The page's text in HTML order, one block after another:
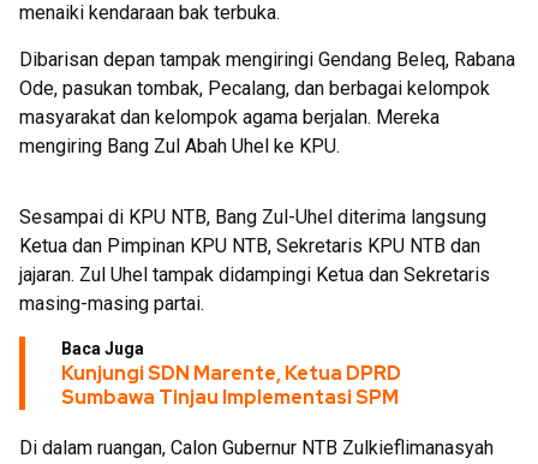
menaiki kendaraan bak terbuka.
Dibarisan depan tampak mengiringi Gendang Beleq, Rabana
Ode, pasukan tombak, Pecalang, dan berbagai kelompok
masyarakat dan kelompok agama berjalan. Mereka
mengiring Bang Zul Abah Uhel ke KPU.
Sesampai di KPU NTB, Bang Zul-Uhel diterima langsung
Ketua dan Pimpinan KPU NTB, Sekretaris KPU NTB dan
jajaran. Zul Uhel tampak didampingi Ketua dan Sekretaris
masing-masing partai.
Baca Juga
Kunjungi SDN Marente, Ketua DPRD
Sumbawa Tinjau Implementasi SPM
Di dalam ruangan, Calon Gubernur NTB Zulkieflimanasyah